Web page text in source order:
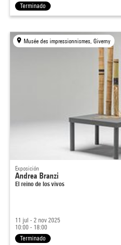
Terminado
Musée des impressionnismes, Giverny
Exposición
Andrea Branzi
El reino de los vivos
11 jul - 2 nov 2025
10:00 - 18:00
Terminado